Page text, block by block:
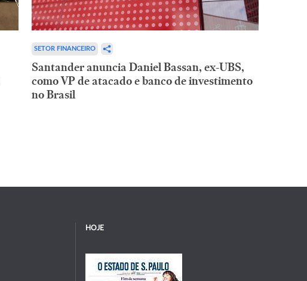
SETOR FINANCEIRO
Santander anuncia Daniel Bassan, ex-UBS,
como VP de atacado e banco de investimento
no Brasil
HOJE